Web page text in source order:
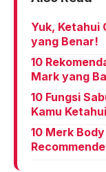
Yuk, Ketahui
yang Benar!
10
Mark yang
10 Fungsi
Kamu Ketahui
10 Merk